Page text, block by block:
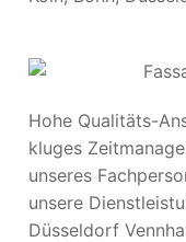
Hohe Qualitäts-
kluges
unseres
unsere
Düsseldorf